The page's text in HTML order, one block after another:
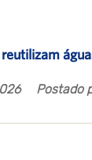
Postado